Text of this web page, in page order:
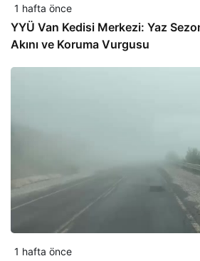
1 hafta önce
YYÜ Van Kedisi Merkezi: Yaz
Akını ve Koruma Vurgusu
1 hafta önce